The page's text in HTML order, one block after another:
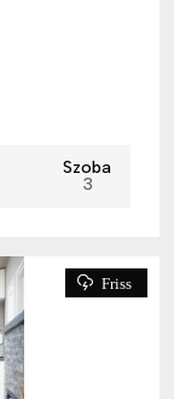
Szoba
3
Friss